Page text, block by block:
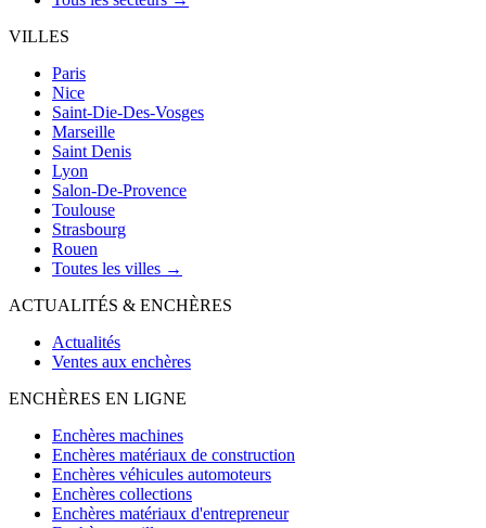
VILLES
Paris
Nice
Saint-Die-Des-Vosges
Marseille
Saint Denis
Lyon
Salon-De-Provence
Toulouse
Strasbourg
Rouen
Toutes les villes →
ACTUALITÉS & ENCHÈRES
Actualités
Ventes aux enchères
ENCHÈRES EN LIGNE
Enchères machines
Enchères matériaux de construction
Enchères véhicules automoteurs
Enchères collections
Enchères matériaux d'entrepreneur